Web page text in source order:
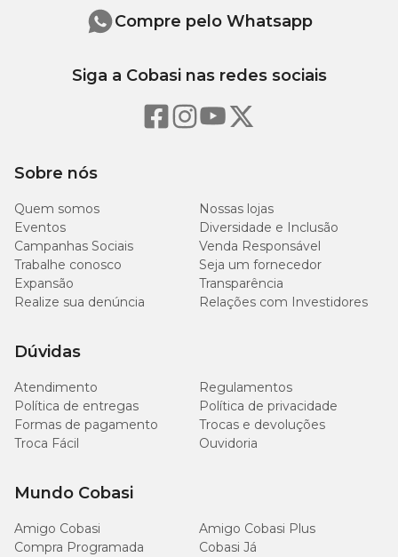
Sobre nós
Quem somos
Nossas lojas
Eventos
Diversidade e Inclusão
Campanhas Sociais
Venda Responsável
Trabalhe conosco
Seja um fornecedor
Expansão
Transparência
Realize sua denúncia
Relações com Investidores
Dúvidas
Atendimento
Regulamentos
Política de entregas
Política de privacidade
Formas de pagamento
Trocas e devoluções
Troca Fácil
Ouvidoria
Mundo Cobasi
Amigo Cobasi
Amigo Cobasi Plus
Compra Programada
Cobasi Já
Compre pelo Whatsapp
Siga a Cobasi nas redes sociais